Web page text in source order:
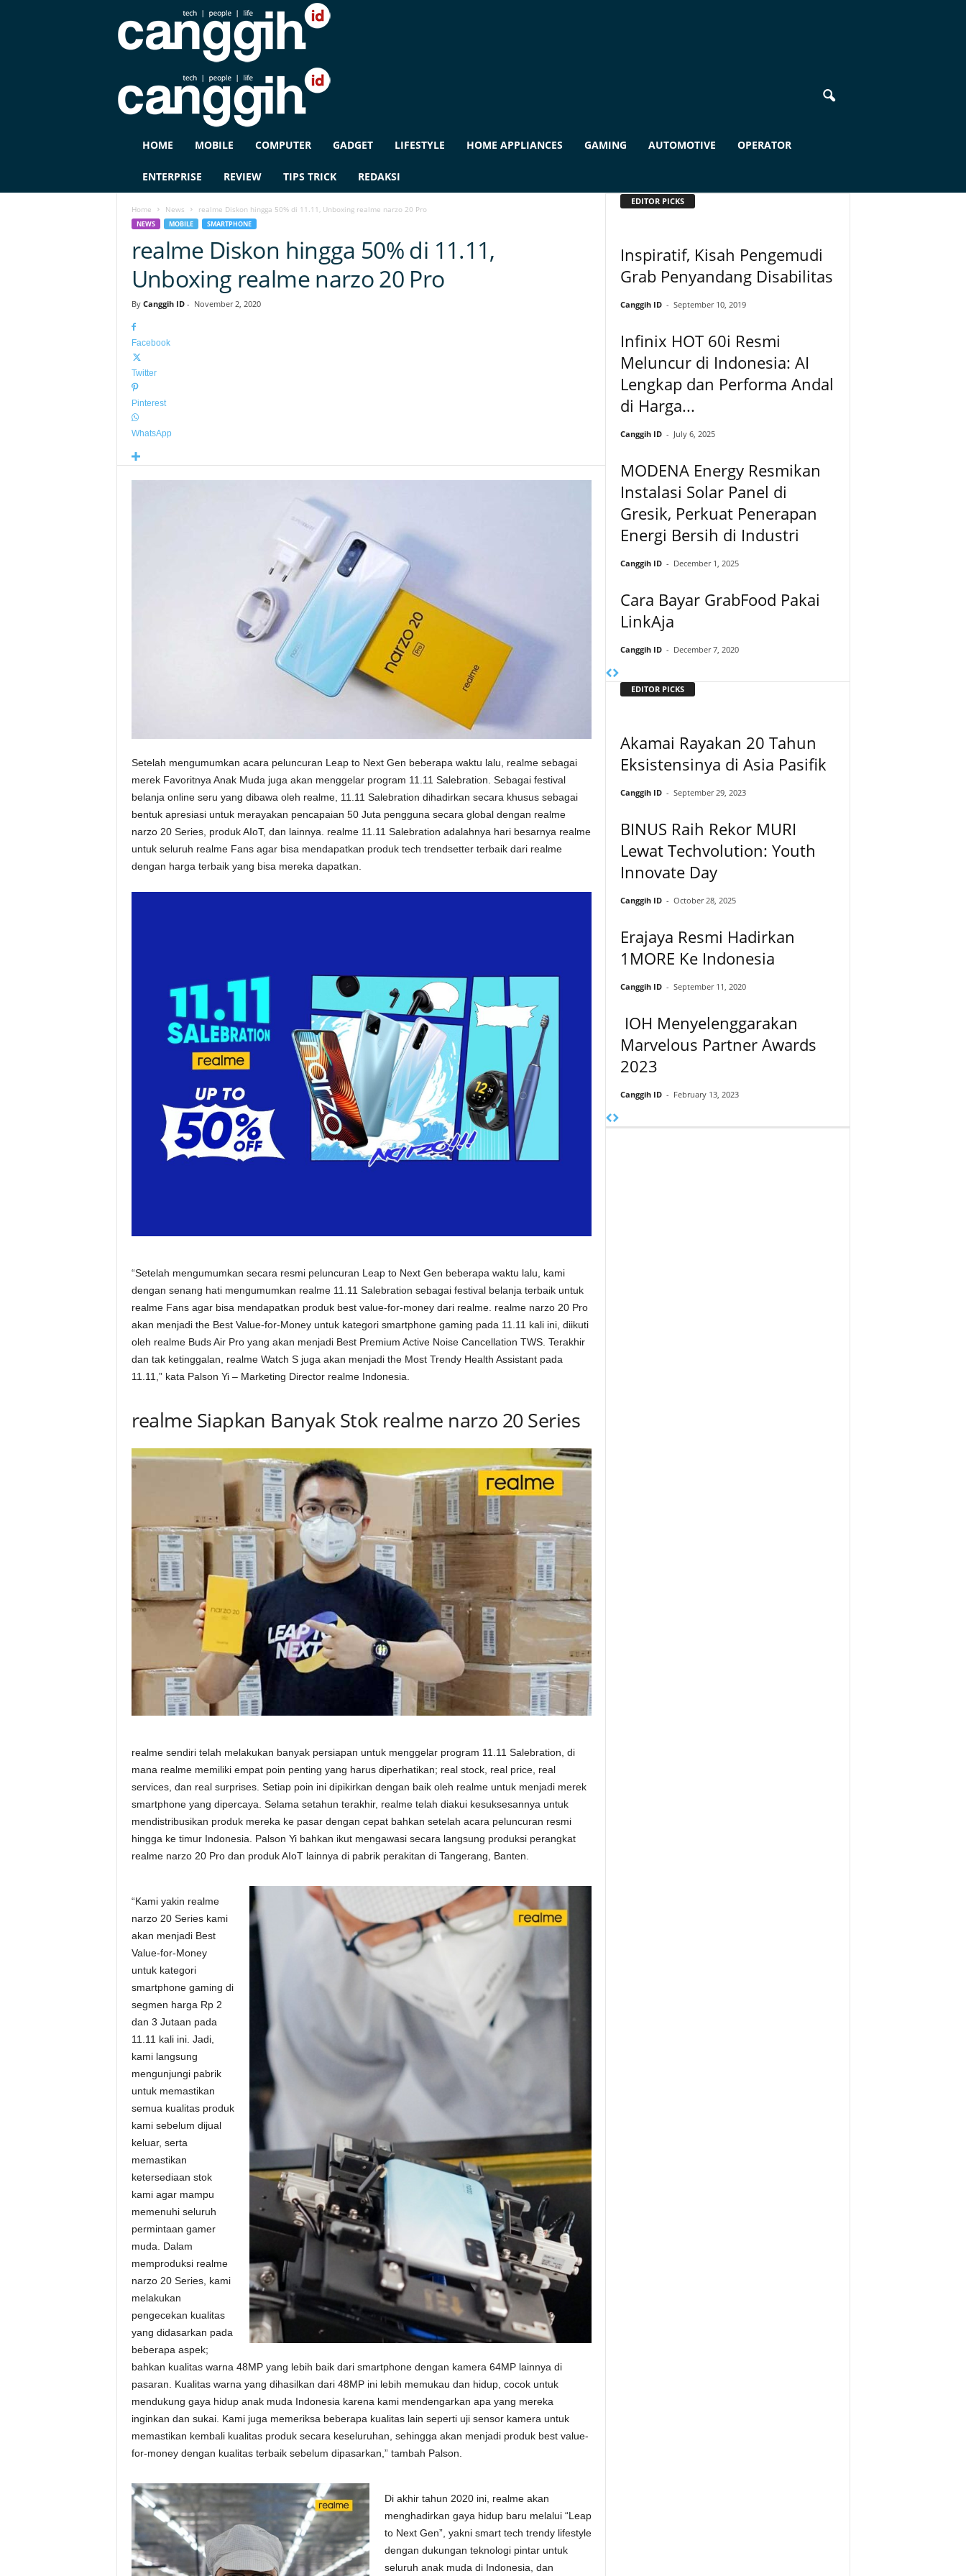
G
HOME MOBILE COMPUTER GADGET LIFESTYLE HOME APPLIANCES GAMING AUTOMOTIVE OPERATOR
ENTERPRISE REVIEW TIPS TRICK REDAKSI
Home News realme Diskon hingga 50% di 11.11, Unboxing realme narzo 20 Pro
NEWS MOBILE SMARTPHONE
realme Diskon hingga 50% di 11.11,
Unboxing realme narzo 20 Pro
By Canggih ID- November 2, 2020
Facebook
Twitter
Pinterest
WhatsApp
Setelah mengumumkan acara peluncuran Leap to Next Gen beberapa waktu lalu, realme sebagai
merek Favoritnya Anak Muda juga akan menggelar program 11.11 Salebration. Sebagai festival
belanja online seru yang dibawa oleh realme, 11.11 Salebration dihadirkan secara khusus sebagai
bentuk apresiasi untuk merayakan pencapaian 50 Juta pengguna secara global dengan realme
narzo 20 Series, produk AIoT, dan lainnya. realme 11.11 Salebration adalahnya hari besarnya realme
untuk seluruh realme Fans agar bisa mendapatkan produk tech trendsetter terbaik dari realme
dengan harga terbaik yang bisa mereka dapatkan.
“Setelah mengumumkan secara resmi peluncuran Leap to Next Gen beberapa waktu lalu, kami
dengan senang hati mengumumkan realme 11.11 Salebration sebagai festival belanja terbaik untuk
realme Fans agar bisa mendapatkan produk best value-for-money dari realme. realme narzo 20 Pro
akan menjadi the Best Value-for-Money untuk kategori smartphone gaming pada 11.11 kali ini, diikuti
oleh realme Buds Air Pro yang akan menjadi Best Premium Active Noise Cancellation TWS. Terakhir
dan tak ketinggalan, realme Watch S juga akan menjadi the Most Trendy Health Assistant pada
11.11,” kata Palson Yi – Marketing Director realme Indonesia.
realme Siapkan Banyak Stok realme narzo 20 Series
realme sendiri telah melakukan banyak persiapan untuk menggelar program 11.11 Salebration, di
mana realme memiliki empat poin penting yang harus diperhatikan; real stock, real price, real
services, dan real surprises. Setiap poin ini dipikirkan dengan baik oleh realme untuk menjadi merek
smartphone yang dipercaya. Selama setahun terakhir, realme telah diakui kesuksesannya untuk
mendistribusikan produk mereka ke pasar dengan cepat bahkan setelah acara peluncuran resmi
hingga ke timur Indonesia. Palson Yi bahkan ikut mengawasi secara langsung produksi perangkat
realme narzo 20 Pro dan produk AIoT lainnya di pabrik perakitan di Tangerang, Banten.
“Kami yakin realme
narzo 20 Series kami
akan menjadi Best
Value-for-Money
untuk kategori
smartphone gaming di
segmen harga Rp 2
dan 3 Jutaan pada
11.11 kali ini. Jadi,
kami langsung
mengunjungi pabrik
untuk memastikan
semua kualitas produk
kami sebelum dijual
keluar, serta
memastikan
ketersediaan stok
kami agar mampu
memenuhi seluruh
permintaan gamer
muda. Dalam
memproduksi realme
narzo 20 Series, kami
melakukan
pengecekan kualitas
yang didasarkan pada
beberapa aspek;
bahkan kualitas warna 48MP yang lebih baik dari smartphone dengan kamera 64MP lainnya di
pasaran. Kualitas warna yang dihasilkan dari 48MP ini lebih memukau dan hidup, cocok untuk
mendukung gaya hidup anak muda Indonesia karena kami mendengarkan apa yang mereka
inginkan dan sukai. Kami juga memeriksa beberapa kualitas lain seperti uji sensor kamera untuk
memastikan kembali kualitas produk secara keseluruhan, sehingga akan menjadi produk best value-
for-money dengan kualitas terbaik sebelum dipasarkan,” tambah Palson.
Di akhir tahun 2020 ini, realme akan
menghadirkan gaya hidup baru melalui “Leap
to Next Gen”, yakni smart tech trendy lifestyle
dengan dukungan teknologi pintar untuk
seluruh anak muda di Indonesia, dan
EDITOR PICKS
Inspiratif, Kisah Pengemudi
Grab Penyandang Disabilitas
Canggih ID - September 10, 2019
Infinix HOT 60i Resmi
Meluncur di Indonesia: AI
Lengkap dan Performa Andal
di Harga...
Canggih ID - July 6, 2025
MODENA Energy Resmikan
Instalasi Solar Panel di
Gresik, Perkuat Penerapan
Energi Bersih di Industri
Canggih ID - December 1, 2025
Cara Bayar GrabFood Pakai
LinkAja
Canggih ID - December 7, 2020
EDITOR PICKS
Akamai Rayakan 20 Tahun
Eksistensinya di Asia Pasifik
Canggih ID - September 29, 2023
BINUS Raih Rekor MURI
Lewat Techvolution: Youth
Innovate Day
Canggih ID - October 28, 2025
Erajaya Resmi Hadirkan
1MORE Ke Indonesia
Canggih ID - September 11, 2020
IOH Menyelenggarakan
Marvelous Partner Awards
2023
Canggih ID - February 13, 2023